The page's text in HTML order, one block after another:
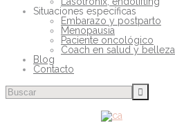
Situaciones específicas
Embarazo y postparto
Menopausia
Paciente oncológico
Coach en salud y belleza
Blog
Contacto